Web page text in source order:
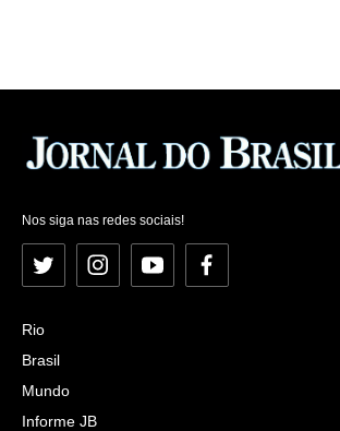
Nos siga nas redes sociais!
Twitter InstagramYouTubeFacebook
Rio
Brasil
Mundo
Informe JB